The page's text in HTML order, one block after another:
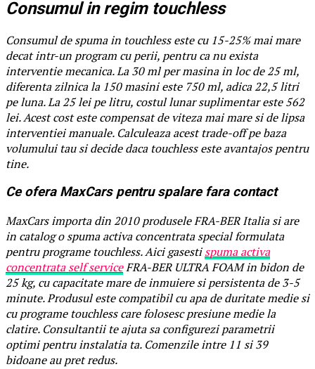
Consumul in regim touchless
Consumul de spuma in touchless este cu 15-25% mai mare
decat intr-un program cu perii, pentru ca nu exista
interventie mecanica. La 30 ml per masina in loc de 25 ml,
diferenta zilnica la 150 masini este 750 ml, adica 22,5 litri
pe luna. La 25 lei pe litru, costul lunar suplimentar este 562
lei. Acest cost este compensat de viteza mai mare si de lipsa
interventiei manuale. Calculeaza acest trade-off pe baza
volumului tau si decide daca touchless este avantajos pentru
tine.
Ce ofera MaxCars pentru spalare fara contact
MaxCars importa din 2010 produsele FRA-BER Italia si are
in catalog o spuma activa concentrata special formulata
pentru programe touchless. Aici gasestispuma activa
concentrata self serviceFRA-BER ULTRA FOAM in bidon de
25 kg, cu capacitate mare de inmuiere si persistenta de 3-5
minute. Produsul este compatibil cu apa de duritate medie si
cu programe touchless care folosesc presiune medie la
clatire. Consultantii te ajuta sa configurezi parametrii
optimi pentru instalatia ta. Comenzile intre 11 si 39
bidoane au pret redus.